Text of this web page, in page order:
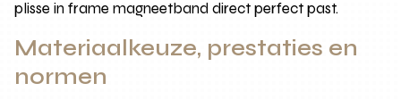
plisse in frame magneetband direct perfect past.
Materiaalkeuze, prestaties en
normen